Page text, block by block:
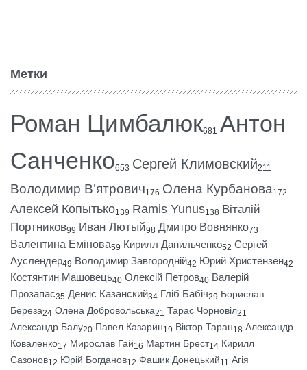
Метки
Роман Цимбалюк681 Антон
Санченко653 Сергей Климовский211
Володимир В’ятрович176 Олена Курбанова172
Алексей Копытько139 Ramis Yunus138 Віталій
Портников99 Иван Лютый98 Дмитро Вовнянко73
Валентина Емінова59 Кирилл Данильченко52 Сергей
Ауслендер49 Володимир Завгородній42 Юрий Христензен42
Костянтин Машовець40 Олексій Петров40 Валерій
Прозапас35 Денис Казанский34 Гліб Бабіч29 Борислав
Береза24 Олена Добровольська21 Тарас Чорновіл21
Александр Балу20 Павел Казарин19 Віктор Таран18 Александр
Коваленко17 Мирослав Гай16 Мартин Брест14 Кирилл
Сазонов12 Юрій Богданов12 Фашик Донецький11 Агія